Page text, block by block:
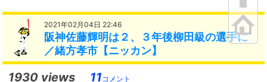
2021年02月04日 22:46
阪神佐藤輝明は２、３年後柳田級の選手に
／緒方孝市【ニッカン】
1930 views 11コメント